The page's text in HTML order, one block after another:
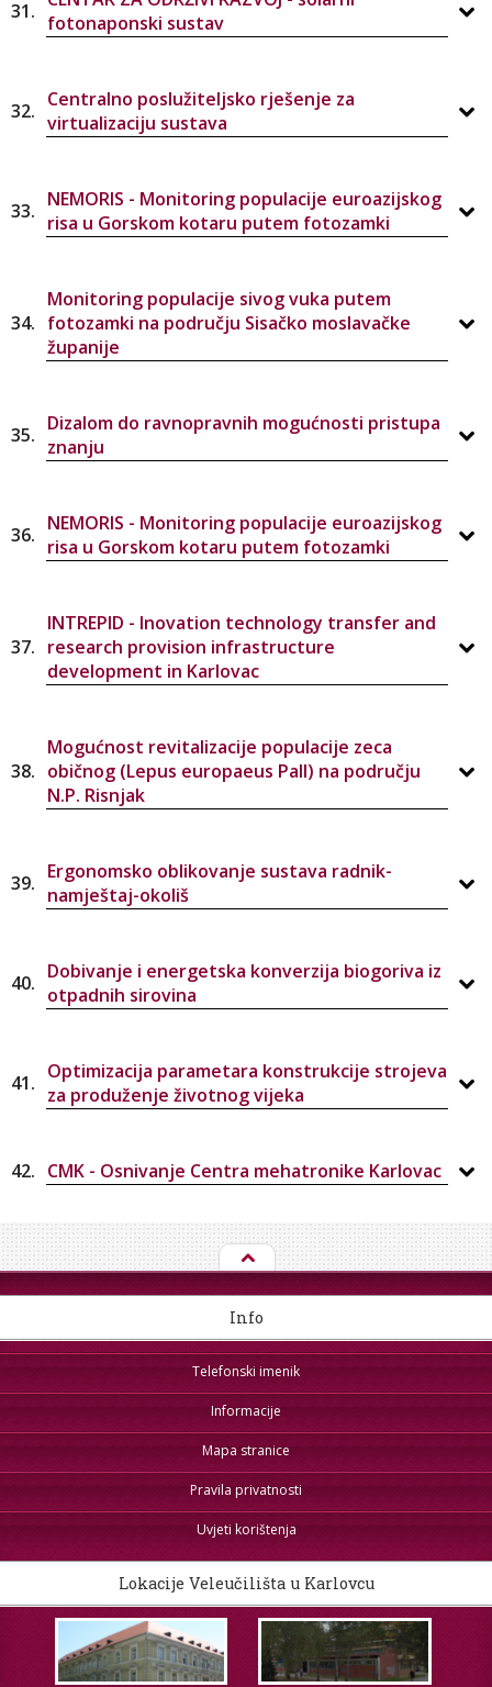
31. fotonaponski sustav
32. Centralno poslužiteljsko rješenje za
virtualizaciju sustava
33. NEMORIS - Monitoring populacije euroazijskog
risa u Gorskom kotaru putem fotozamki
34.
Monitoring populacije sivog vuka putem
fotozamki na području Sisačko moslavačke
županije
35. Dizalom do ravnopravnih mogućnosti pristupa
znanju
36. NEMORIS - Monitoring populacije euroazijskog
risa u Gorskom kotaru putem fotozamki
37.
INTREPID - Inovation technology transfer and
research provision infrastructure
development in Karlovac
38.
Mogućnost revitalizacije populacije zeca
običnog (Lepus europaeus Pall) na području
N.P. Risnjak
39. Ergonomsko oblikovanje sustava radnik-
namještaj-okoliš
40. Dobivanje i energetska konverzija biogoriva iz
otpadnih sirovina
41. Optimizacija parametara konstrukcije strojeva
za produženje životnog vijeka
42. CMK - Osnivanje Centra mehatronike Karlovac
Info
Telefonski imenik
Informacije
Mapa stranice
Pravila privatnosti
Uvjeti korištenja
Lokacije Veleučilišta u Karlovcu